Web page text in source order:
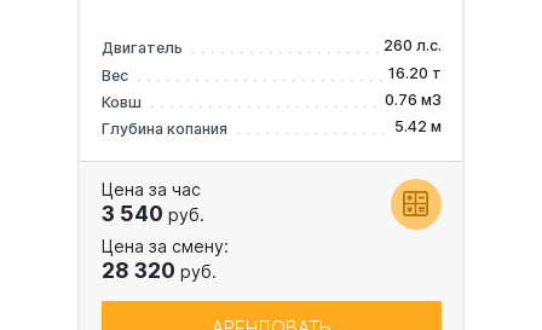
Двигатель
260 л.с.
Вес
16.20 т
Ковш
0.76 м3
Глубина копания
5.42 м
Цена за час
3 540 руб.
Цена за смену:
28 320 руб.